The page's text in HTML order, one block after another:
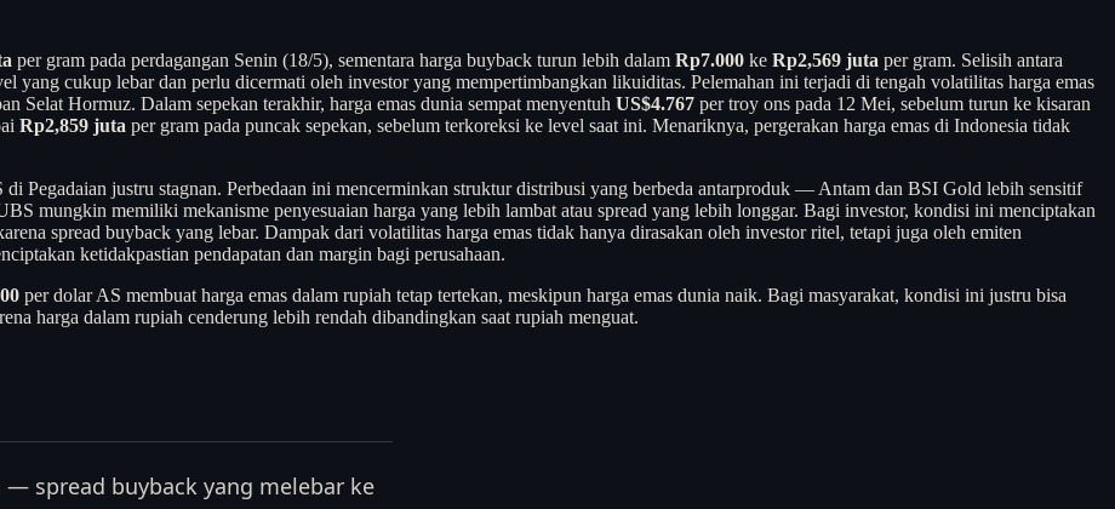
per gram pada perdagangan Senin (18/5), sementara harga buyback turun lebih dalam Rp7.000 ke Rp2,569 juta per gram. Selisih antara
yang cukup lebar dan perlu dicermati oleh investor yang mempertimbangkan likuiditas. Pelemahan ini terjadi di tengah volatilitas harga emas
Hormuz. Dalam sepekan terakhir, harga emas dunia sempat menyentuh US$4.767 per troy ons pada 12 Mei, sebelum turun ke kisaran
Rp2,859 juta per gram pada puncak sepekan, sebelum terkoreksi ke level saat ini. Menariknya, pergerakan harga emas di Indonesia tidak
Pegadaian justru stagnan. Perbedaan ini mencerminkan struktur distribusi yang berbeda antarproduk — Antam dan BSI Gold lebih sensitif
mungkin memiliki mekanisme penyesuaian harga yang lebih lambat atau spread yang lebih longgar. Bagi investor, kondisi ini menciptakan
spread buyback yang lebar. Dampak dari volatilitas harga emas tidak hanya dirasakan oleh investor ritel, tetapi juga oleh emiten
ketidakpastian pendapatan dan margin bagi perusahaan.
per dolar AS membuat harga emas dalam rupiah tetap tertekan, meskipun harga emas dunia naik. Bagi masyarakat, kondisi ini justru bisa
harga dalam rupiah cenderung lebih rendah dibandingkan saat rupiah menguat.
spread buyback yang melebar ke